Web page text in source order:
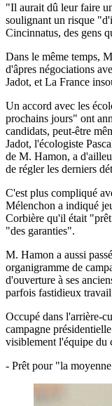
"Il aurait dû leur faire
soulignant un risque
Cincinnatus, des gens
Dans le même temps,
d'âpres négociations
Jadot, et La France
Un accord avec les
prochains jours" ont
candidats, peut-être
Jadot, l'écologiste
de M. Hamon, a
de régler les derniers
C'est plus compliqué
Mélenchon a indiqué
Corbière qu'il était
"des garanties".
M. Hamon a aussi
organigramme de
d'ouverture à ses
parfois fastidieux
Occupé dans l'arrière-
campagne
visiblement l'équipe du
- Prêt pour "la